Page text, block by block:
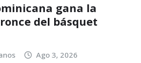
gana la
del básquet
Ago 3, 2026